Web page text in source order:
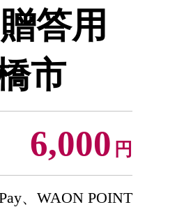
答用
市
6,000 円
、WAON POINT